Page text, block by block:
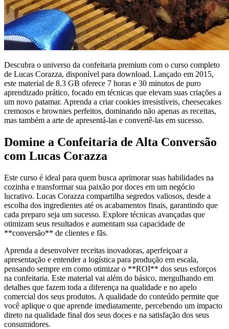
Descubra o universo da confeitaria premium com o curso completo
de Lucas Corazza, disponível para download. Lançado em 2015,
este material de 8.3 GB oferece 7 horas e 30 minutos de puro
aprendizado prático, focado em técnicas que elevam suas criações a
um novo patamar. Aprenda a criar cookies irresistíveis, cheesecakes
cremosos e brownies perfeitos, dominando não apenas as receitas,
mas também a arte de apresentá-las e convertê-las em sucesso.
Domine a Confeitaria de Alta Conversão
com Lucas Corazza
Este curso é ideal para quem busca aprimorar suas habilidades na
cozinha e transformar sua paixão por doces em um negócio
lucrativo. Lucas Corazza compartilha segredos valiosos, desde a
escolha dos ingredientes até os acabamentos finais, garantindo que
cada preparo seja um sucesso. Explore técnicas avançadas que
otimizam seus resultados e aumentam sua capacidade de
**conversão** de clientes e fãs.
Aprenda a desenvolver receitas inovadoras, aperfeiçoar a
apresentação e entender a logística para produção em escala,
pensando sempre em como otimizar o **ROI** dos seus esforços
na confeitaria. Este material vai além do básico, mergulhando em
detalhes que fazem toda a diferença na qualidade e no apelo
comercial dos seus produtos. A qualidade do conteúdo permite que
você aplique o que aprende imediatamente, percebendo um impacto
direto na qualidade final dos seus doces e na satisfação dos seus
consumidores.